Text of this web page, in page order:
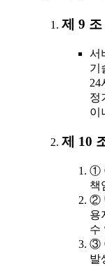
제 9
서
기
24
정
이
제 10
①
책
②
용
수
③
발